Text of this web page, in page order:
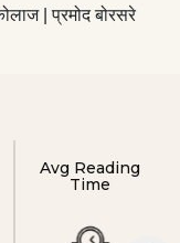
| प्रमोद बोरसरे
Avg Reading
Time